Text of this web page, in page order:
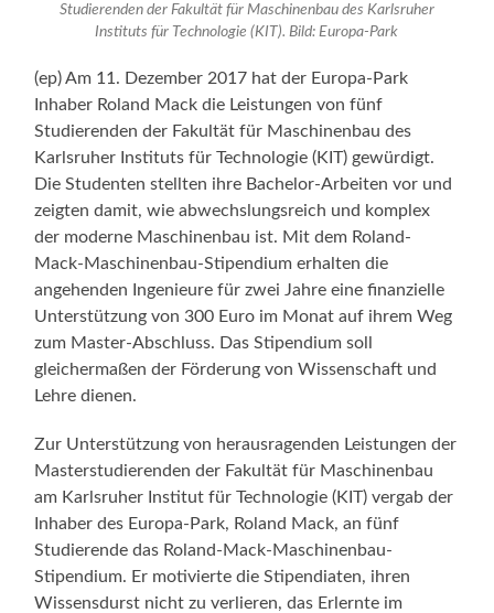
Studierenden der Fakultät für Maschinenbau des Karlsruher
Instituts für Technologie (KIT). Bild: Europa-Park
(ep) Am 11. Dezember 2017 hat der Europa-Park
Inhaber Roland Mack die Leistungen von fünf
Studierenden der Fakultät für Maschinenbau des
Karlsruher Instituts für Technologie (KIT) gewürdigt.
Die Studenten stellten ihre Bachelor-Arbeiten vor und
zeigten damit, wie abwechslungsreich und komplex
der moderne Maschinenbau ist. Mit dem Roland-
Mack-Maschinenbau-Stipendium erhalten die
angehenden Ingenieure für zwei Jahre eine finanzielle
Unterstützung von 300 Euro im Monat auf ihrem Weg
zum Master-Abschluss. Das Stipendium soll
gleichermaßen der Förderung von Wissenschaft und
Lehre dienen.
Zur Unterstützung von herausragenden Leistungen der
Masterstudierenden der Fakultät für Maschinenbau
am Karlsruher Institut für Technologie (KIT) vergab der
Inhaber des Europa-Park, Roland Mack, an fünf
Studierende das Roland-Mack-Maschinenbau-
Stipendium. Er motivierte die Stipendiaten, ihren
Wissensdurst nicht zu verlieren, das Erlernte im